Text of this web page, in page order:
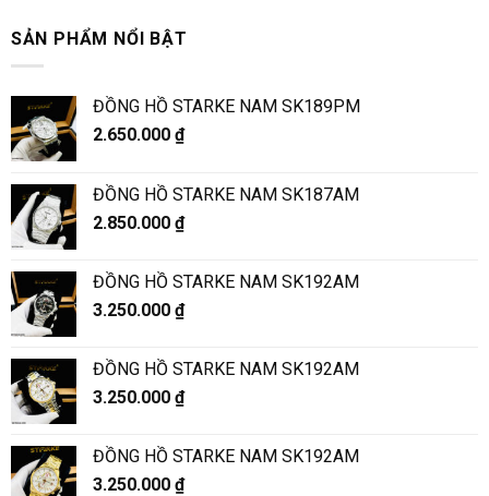
SẢN PHẨM NỔI BẬT
ĐỒNG HỒ STARKE NAM SK189PM
2.650.000 ₫
ĐỒNG HỒ STARKE NAM SK187AM
2.850.000 ₫
ĐỒNG HỒ STARKE NAM SK192AM
3.250.000 ₫
ĐỒNG HỒ STARKE NAM SK192AM
3.250.000 ₫
ĐỒNG HỒ STARKE NAM SK192AM
3.250.000 ₫